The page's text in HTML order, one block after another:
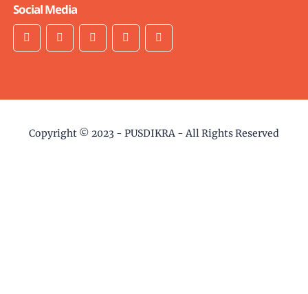
Social Media
Copyright © 2023 - PUSDIKRA - All Rights Reserved